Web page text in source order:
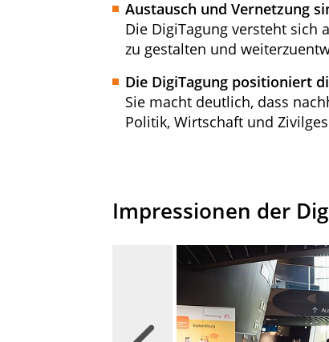
Austausch und Vernetzung
Die DigiTagung versteht
zu gestalten und
Die DigiTagung positioniert
Sie macht deutlich, dass
Politik, Wirtschaft und
Impressionen der
Zurück, zum vorigen Slide wechseln